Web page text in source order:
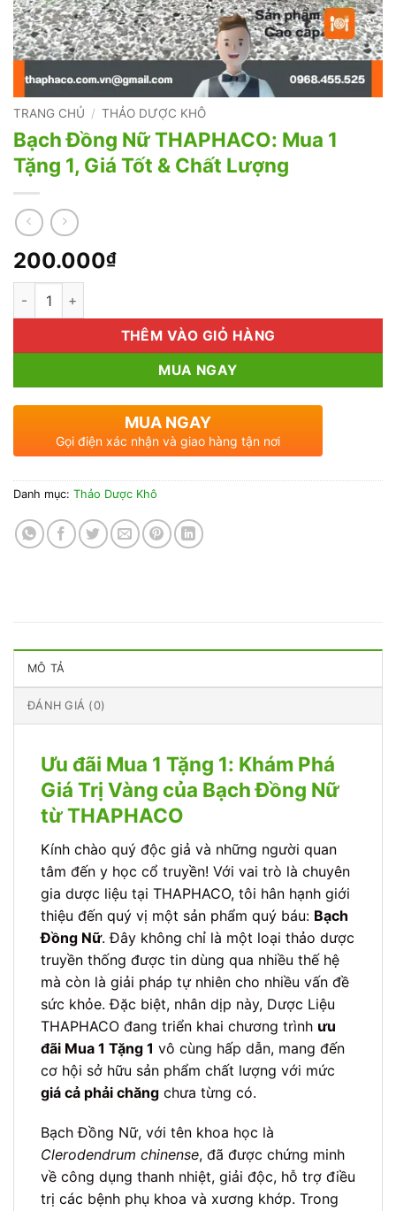
TRANG CHỦ / THẢO DƯỢC KHÔ
Bạch Đồng Nữ THAPHACO: Mua 1
Tặng 1, Giá Tốt & Chất Lượng
200.000₫
Bạch Đồng Nữ THAPHACO: Mua 1 Tặng 1, Giá Tốt & Chất
THÊM VÀO GIỎ HÀNG
MUA NGAY
MUA NGAY
Gọi điện xác nhận và giao hàng tận nơi
Danh mục: Thảo Dược Khô
MÔ TẢ
ĐÁNH GIÁ (0)
Ưu đãi Mua 1 Tặng 1: Khám Phá
Giá Trị Vàng của Bạch Đồng Nữ
từ THAPHACO
Kính chào quý độc giả và những người quan
tâm đến y học cổ truyền! Với vai trò là chuyên
gia dược liệu tại THAPHACO, tôi hân hạnh giới
thiệu đến quý vị một sản phẩm quý báu: Bạch
Đồng Nữ. Đây không chỉ là một loại thảo dược
truyền thống được tin dùng qua nhiều thế hệ
mà còn là giải pháp tự nhiên cho nhiều vấn đề
sức khỏe. Đặc biệt, nhân dịp này, Dược Liệu
THAPHACO đang triển khai chương trình ưu
đãi Mua 1 Tặng 1 vô cùng hấp dẫn, mang đến
cơ hội sở hữu sản phẩm chất lượng với mức
giá cả phải chăng chưa từng có.
Bạch Đồng Nữ, với tên khoa học là
Clerodendrum chinense, đã được chứng minh
về công dụng thanh nhiệt, giải độc, hỗ trợ điều
trị các bệnh phụ khoa và xương khớp. Trong